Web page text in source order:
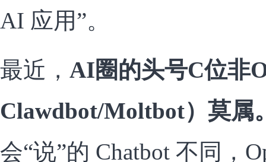
AI 应用”。
最近， AI圈的头号C位非
Clawdbot/Moltbot）莫属
会“说”的 Chatbot 不同，